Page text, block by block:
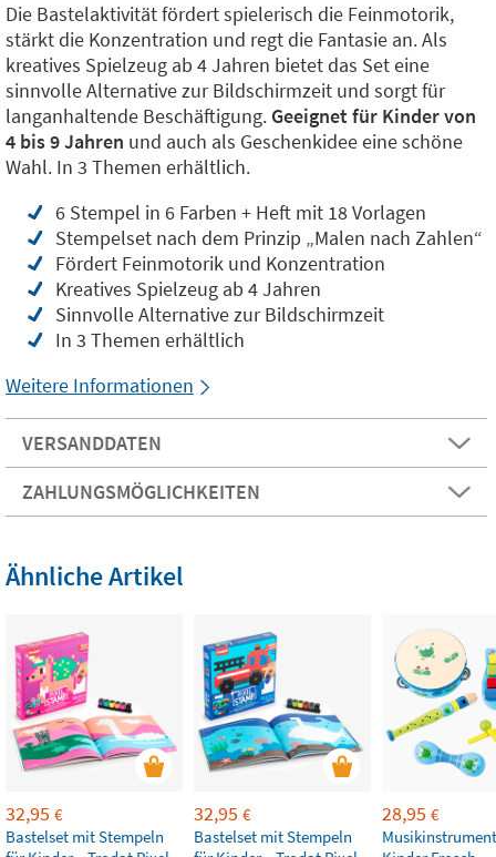
Die Bastelaktivität fördert spielerisch die Feinmotorik,
stärkt die Konzentration und regt die Fantasie an. Als
kreatives Spielzeug ab 4 Jahren bietet das Set eine
sinnvolle Alternative zur Bildschirmzeit und sorgt für
langanhaltende Beschäftigung. Geeignet für Kinder von
4 bis 9 Jahren und auch als Geschenkidee eine schöne
Wahl. In 3 Themen erhältlich.
6 Stempel in 6 Farben + Heft mit 18 Vorlagen
Stempelset nach dem Prinzip „Malen nach Zahlen“
Fördert Feinmotorik und Konzentration
Kreatives Spielzeug ab 4 Jahren
Sinnvolle Alternative zur Bildschirmzeit
In 3 Themen erhältlich
Weitere Informationen
VERSANDDATEN
ZAHLUNGSMÖGLICHKEITEN
Ähnliche Artikel
32,95 €
Bastelset mit Stempeln
32,95 €
Bastelset mit Stempeln
28,95 €